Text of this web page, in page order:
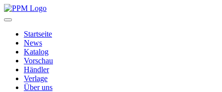
Startseite
News
Katalog
Vorschau
Händler
Verlage
Über uns